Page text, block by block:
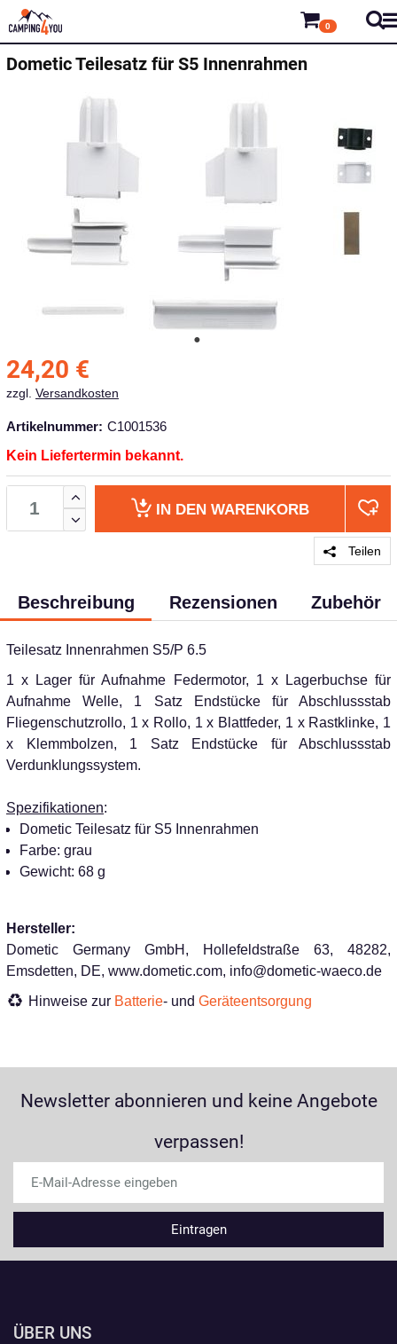
0
DometicTeilesatz für S5 Innenrahmen
24,20 €
zzgl. Versandkosten
Artikelnummer: C1001536
Kein Liefertermin bekannt.
IN DEN WARENKORB
Teilen
Beschreibung Rezensionen Zubehör
Teilesatz Innenrahmen S5/P 6.5
1 x Lager für Aufnahme Federmotor, 1 x Lagerbuchse für
Aufnahme Welle, 1 Satz Endstücke für Abschlussstab
Fliegenschutzrollo, 1 x Rollo, 1 x Blattfeder, 1 x Rastklinke, 1
x Klemmbolzen, 1 Satz Endstücke für Abschlussstab
Verdunklungssystem.
Spezifikationen:
Dometic Teilesatz für S5 Innenrahmen
Farbe: grau
Gewicht: 68 g
Hersteller:
Dometic Germany GmbH, Hollefeldstraße 63, 48282,
Emsdetten, DE, www.dometic.com, info@dometic-waeco.de
Hinweise zur Batterie- und Geräteentsorgung
Newsletter abonnieren und keine Angebote
verpassen!
ÜBER UNS